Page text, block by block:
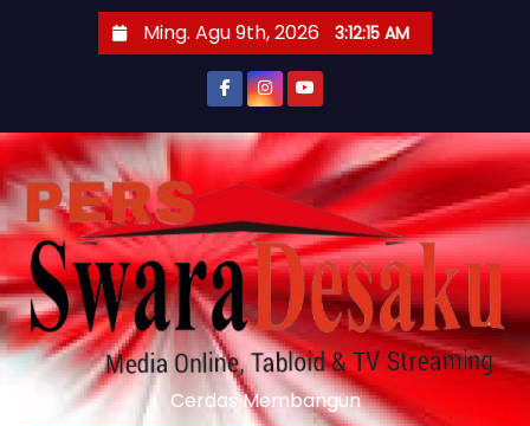
t
o
c
o
n
t
e
Ming. Agu 9th, 2026 3:12:17 AM
Cerdas Membangun